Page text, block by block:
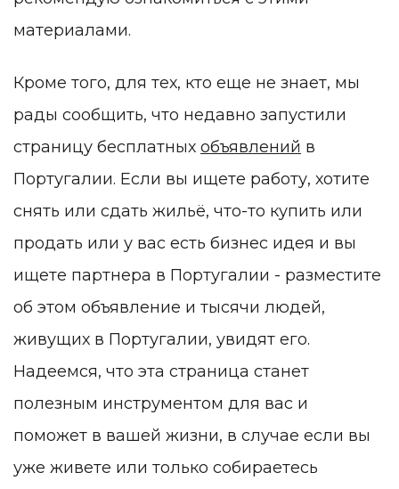
материалами.
Кроме того, для тех, кто еще не знает, мы
рады сообщить, что недавно запустили
страницу бесплатных объявлений в
Португалии. Если вы ищете работу, хотите
снять или сдать жильё, что-то купить или
продать или у вас есть бизнес идея и вы
ищете партнера в Португалии - разместите
об этом объявление и тысячи людей,
живущих в Португалии, увидят его.
Надеемся, что эта страница станет
полезным инструментом для вас и
поможет в вашей жизни, в случае если вы
уже живете или только собираетесь